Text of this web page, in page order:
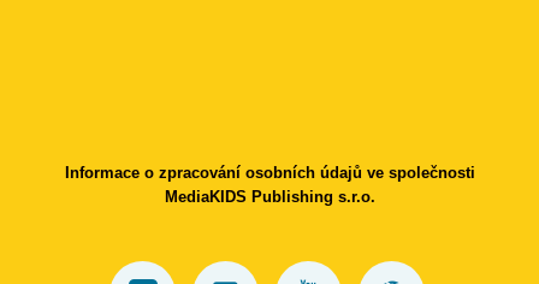
Informace o zpracování osobních údajů ve společnosti
MediaKIDS Publishing s.r.o.